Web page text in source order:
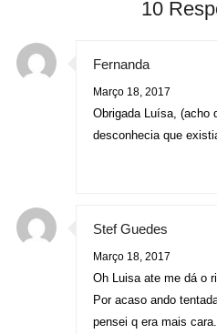
10
Fernanda
Março 18, 2017
Obrigada Luísa, (acho
desconhecia que
Stef Guedes
Março 18, 2017
Oh Luisa ate me dá o
Por acaso ando
pensei q era mais cara.